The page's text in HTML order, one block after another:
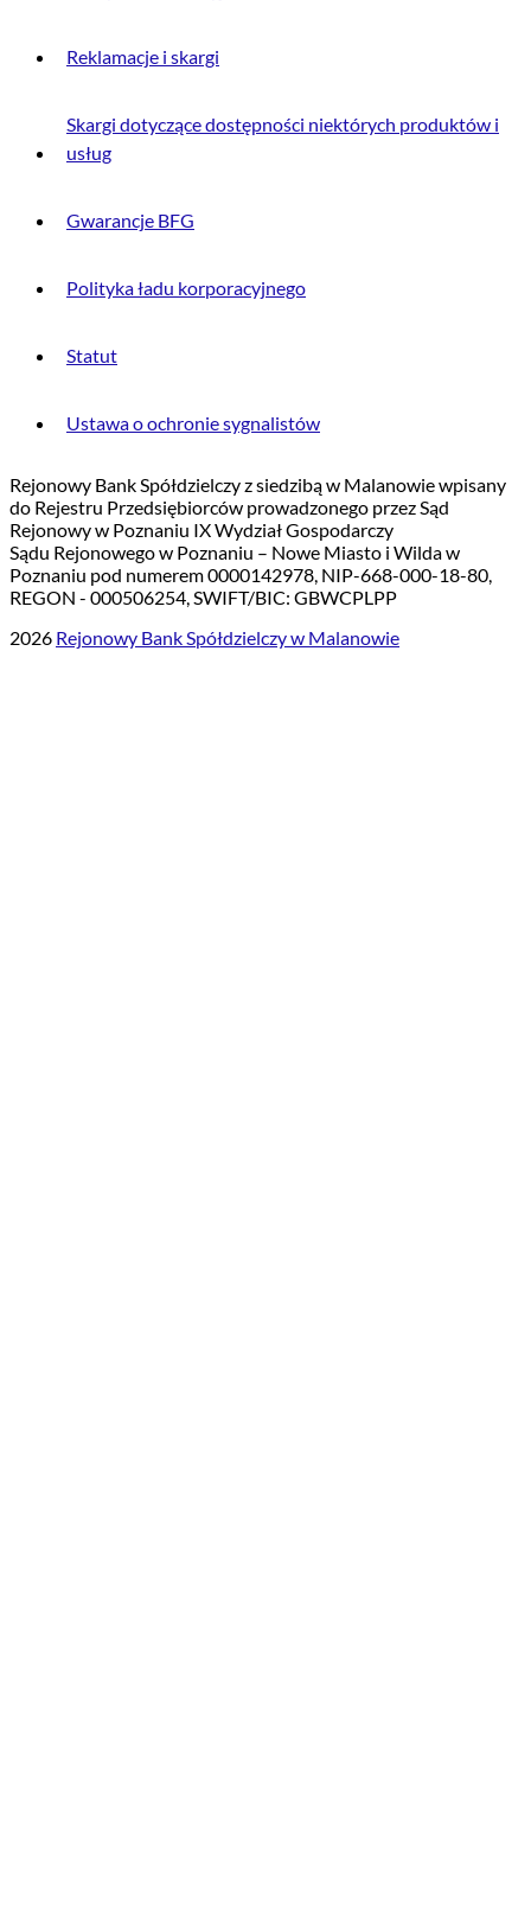
Reklamacje i skargi
Skargi dotyczące dostępności niektórych produktów i
usług
Gwarancje BFG
Polityka ładu korporacyjnego
Statut
Ustawa o ochronie sygnalistów
Rejonowy Bank Spółdzielczy z siedzibą w Malanowie wpisany
do Rejestru Przedsiębiorców prowadzonego przez Sąd
Rejonowy w Poznaniu IX Wydział Gospodarczy
Sądu Rejonowego w Poznaniu – Nowe Miasto i Wilda w
Poznaniu pod numerem 0000142978, NIP-668-000-18-80,
REGON - 000506254, SWIFT/BIC: GBWCPLPP
2026 Rejonowy Bank Spółdzielczy w Malanowie